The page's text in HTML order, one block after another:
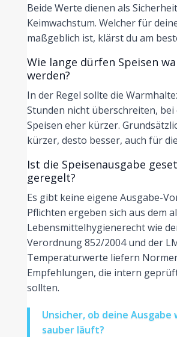
Beide Werte dienen als
Keimwachstum. Welcher für
maßgeblich ist, klärst du am
Wie lange dürfen Speisen
werden?
In der Regel sollte die
Stunden nicht überschreiten,
Speisen eher kürzer.
kürzer, desto besser, auch für
Ist die Speisenausgabe
geregelt?
Es gibt keine eigene Ausgabe-
Pflichten ergeben sich aus dem
Lebensmittelhygienerecht wie
Verordnung 852/2004 und der
Temperaturwerte liefern
Empfehlungen, die intern
sollten.
Unsicher, ob deine Ausgabe
sauber läuft?